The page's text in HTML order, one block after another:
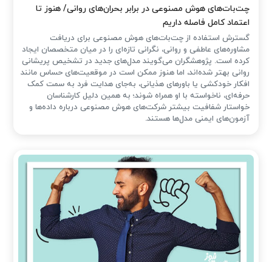
چت‌بات‌های هوش مصنوعی در برابر بحران‌های روانی/ هنوز تا
اعتماد کامل فاصله داریم
گسترش استفاده از چت‌بات‌های هوش مصنوعی برای دریافت
مشاوره‌های عاطفی و روانی، نگرانی تازه‌ای را در میان متخصصان ایجاد
کرده است. پژوهشگران می‌گویند مدل‌های جدید در تشخیص پریشانی
روانی بهتر شده‌اند، اما هنوز ممکن است در موقعیت‌های حساس مانند
افکار خودکشی یا باورهای هذیانی، به‌جای هدایت فرد به سمت کمک
حرفه‌ای، ناخواسته با او همراه شوند؛ به همین دلیل کارشناسان
خواستار شفافیت بیشتر شرکت‌های هوش مصنوعی درباره داده‌ها و
آزمون‌های ایمنی مدل‌ها هستند.